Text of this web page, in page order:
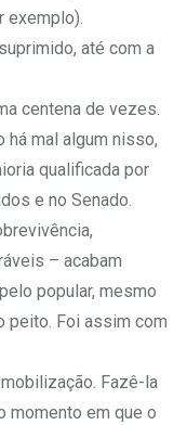
exemplo).
até com a
centena de vezes.
há mal algum nisso,
qualificada por
e no Senado.
– acabam
popular, mesmo
peito. Foi assim com
Fazê-la
momento em que o